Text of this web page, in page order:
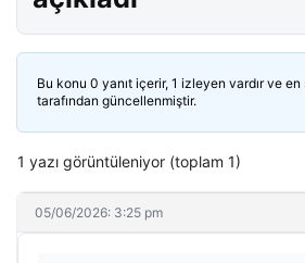
Bu konu 0 yanıt içerir, 1 izleyen vardır ve en
tarafından güncellenmiştir.
1 yazı görüntüleniyor (toplam 1)
05/06/2026: 3:25 pm